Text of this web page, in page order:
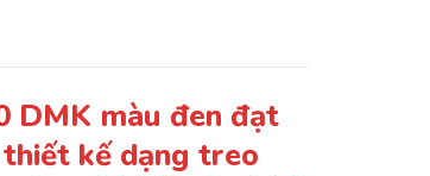
DMK màu đen đạt
kế dạng treo